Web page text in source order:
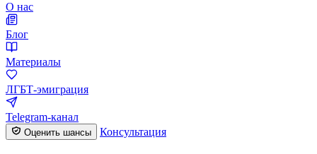
О нас
Блог
Материалы
ЛГБТ-эмиграция
Telegram-канал
Оценить шансы Консультация